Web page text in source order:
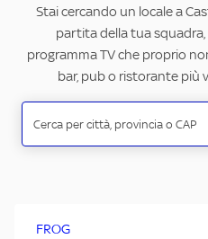
Stai cercando un locale a
partita della tua
programma TV che proprio
bar, pub o ristorante più
FROG